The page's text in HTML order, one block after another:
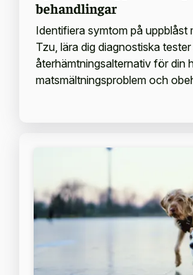
behandlingar
Identifiera symtom på uppblåst
Tzu, lära dig diagnostiska
återhämtningsalternativ för din
matsmältningsproblem och